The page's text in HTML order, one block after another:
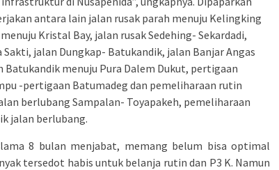
antara lain jalan rusak parah menuju Kelingking
Kristal Bay, jalan rusak Sedehing- Sekardadi,
jalan Dungkap- Batukandik, jalan Banjar Angas
Batukandik menuju Pura Dalem Dukut, pertigaan
-pertigaan Batumadeg dan pemeliharaan rutin
berlubang Sampalan- Toyapakeh, pemeliharaan
jalan berlubang.
8 bulan menjabat, memang belum bisa optimal
tersedot habis untuk belanja rutin dan P3 K. Namun